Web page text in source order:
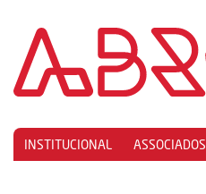
INSTITUCIONAL ASSOCIADOS